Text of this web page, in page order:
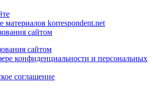
материалов korrespondent.net
сайтом
сайтом
конфиденциальности и персональных
соглашение